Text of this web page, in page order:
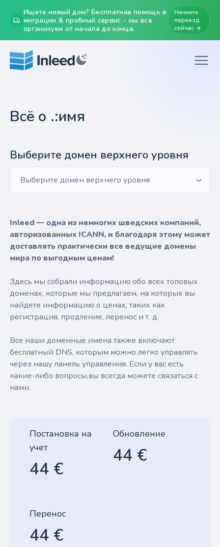
Ищете новый дом? Бесплатная помощь в
миграции & пробный сервис - мы все
организуем от начала до конца.
Начните
переезд
сейчас →
Всё о .:имя
Выберите домен верхнего уровня
Выберите домен верхнего уровня
Inleed — одна из немногих шведских компаний,
авторизованных ICANN, и благодаря этому может
доставлять практически все ведущие домены
мира по выгодным ценам!
Здесь мы собрали информацию обо всех топовых
доменах, которые мы предлагаем, на которых вы
найдете информацию о ценах, таких как
регистрация, продление, перенос и т. д.
Все наши доменные имена также включают
бесплатный DNS, которым можно легко управлять
через нашу панель управления. Если у вас есть
какие-либо вопросы,вы всегда можете связаться с
нами.
Постановка на
учет
44 €
Обновление
44 €
Перенос
44 €